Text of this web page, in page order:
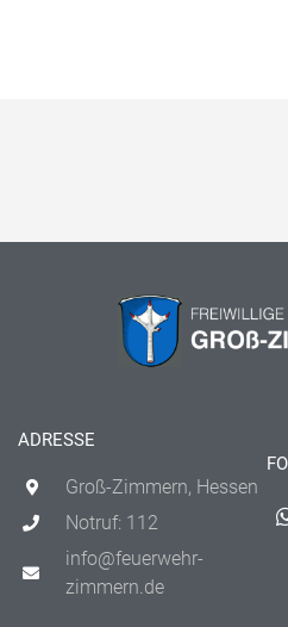
ADRESSE
Groß-Zimmern, Hessen
Notruf: 112
info@feuerwehr-
zimmern.de